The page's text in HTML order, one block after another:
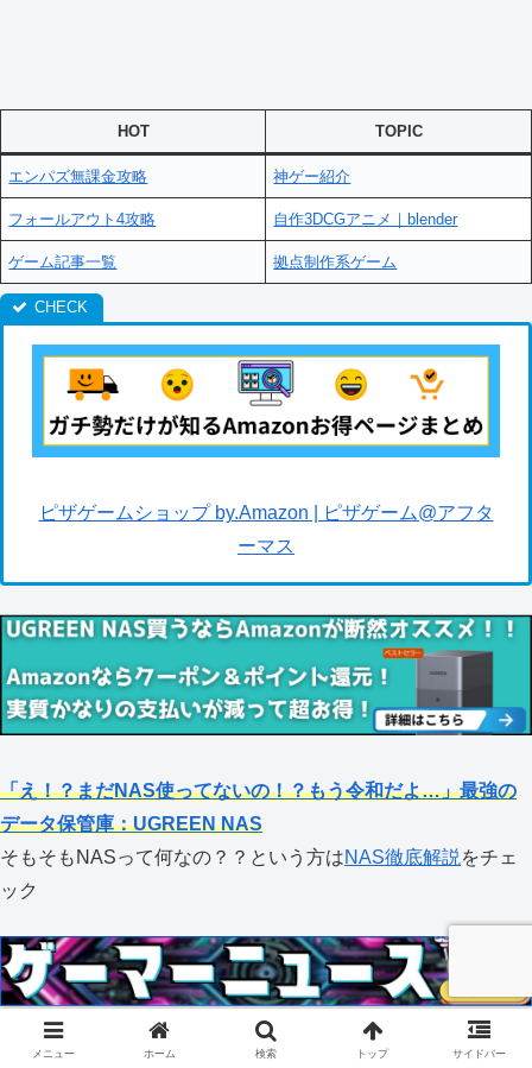
HOT TOPIC
エンパズ無課金攻略 神ゲー紹介
フォールアウト4攻略 自作3DCGアニメ｜blender
ゲーム記事一覧 拠点制作系ゲーム
ピザゲームショップ by.Amazon | ピザゲーム@アフタ
ーマス
「え！？まだNAS使ってないの！？もう令和だよ…」最強の
データ保管庫：UGREEN NAS
そもそもNASって何なの？？という方はNAS徹底解説 をチェ
ック
ゲーマーニュース＆ゲームガジェット
メニュー ホーム 検索 トップ サイドバー